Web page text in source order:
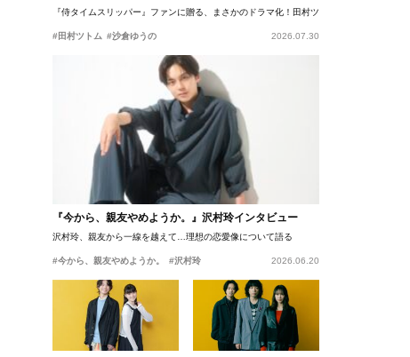
『侍タイムスリッパー』ファンに贈る、まさかのドラマ化！田村ツトム×沙倉ゆうのが語
#田村ツトム #沙倉ゆうの 2026.07.30
『今から、親友やめようか。』沢村玲インタビュー
沢村玲、親友から一線を越えて…理想の恋愛像について語る
#今から、親友やめようか。 #沢村玲 2026.06.20